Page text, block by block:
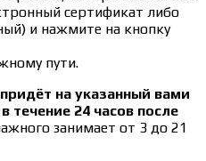
сертификат либо
и нажмите на кнопку
пути.
на указанный вами
течение 24 часов после
занимает от 3 до 21